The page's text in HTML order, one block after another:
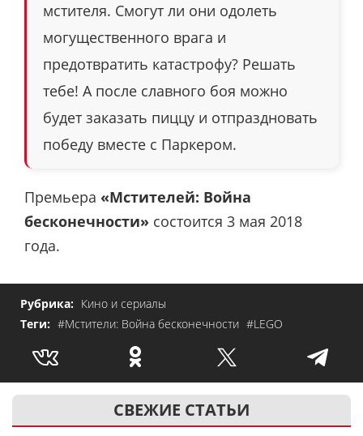
мстителя. Смогут ли они одолеть
могущественного врага и
предотвратить катастрофу? Решать
тебе! А после славного боя можно
будет заказать пиццу и отпраздновать
победу вместе с Паркером.
Премьера «Мстителей: Война
бесконечности» состоится 3 мая 2018
года.
Рубрика: Кино и сериалы
Теги: #Мстители: Война бесконечности #LEGO
СВЕЖИЕ СТАТЬИ